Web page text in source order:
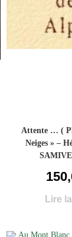
Attente … (
Neiges » –
Lire